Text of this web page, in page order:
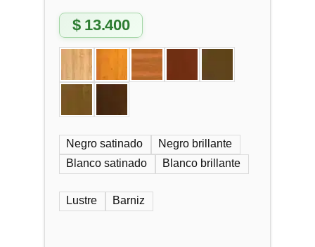
$13.400
Negro satinado
Negro brillante
Blanco satinado
Blanco brillante
Lustre Barniz